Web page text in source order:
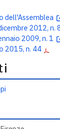
dell'Assemblea
2012, n.
2009, n. 1
2015, n. 44